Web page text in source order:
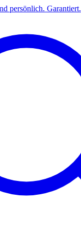
persönlich. Garantiert.